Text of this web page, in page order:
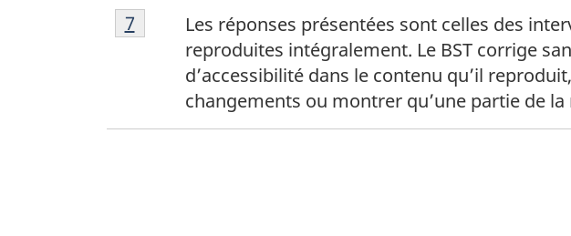
7
Les réponses présentées sont celles des
reproduites intégralement. Le BST corrige
d’accessibilité dans le contenu qu’il
changements ou montrer qu’une partie de
Return to footnote
7 referrer